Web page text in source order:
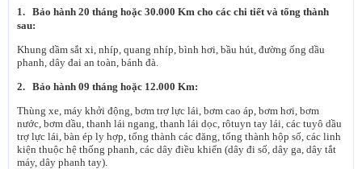
1. Bảo hành 20 tháng hoặc 30.000 Km cho các chi tiết và tổng thành
sau:
Khung dầm sắt xi, nhíp, quang nhíp, bình hơi, bầu hút, đường ống dầu
phanh, dây đai an toàn, bánh đà.
2. Bảo hành 09 tháng hoặc 12.000 Km:
Thùng xe, máy khởi động, bơm trợ lực lái, bơm cao áp, bơm hơi, bơm
nước, bơm dầu, thanh lái ngang, thanh lái dọc, rôtuyn tay lái, các tuyô dầu
trợ lực lái, bàn ép ly hợp, tổng thành các đăng, tổng thành hộp số, các linh
kiện thuộc hệ thống phanh, các dây điều khiển (dây đi số, dây ga, dây tắt
máy, dây phanh tay).